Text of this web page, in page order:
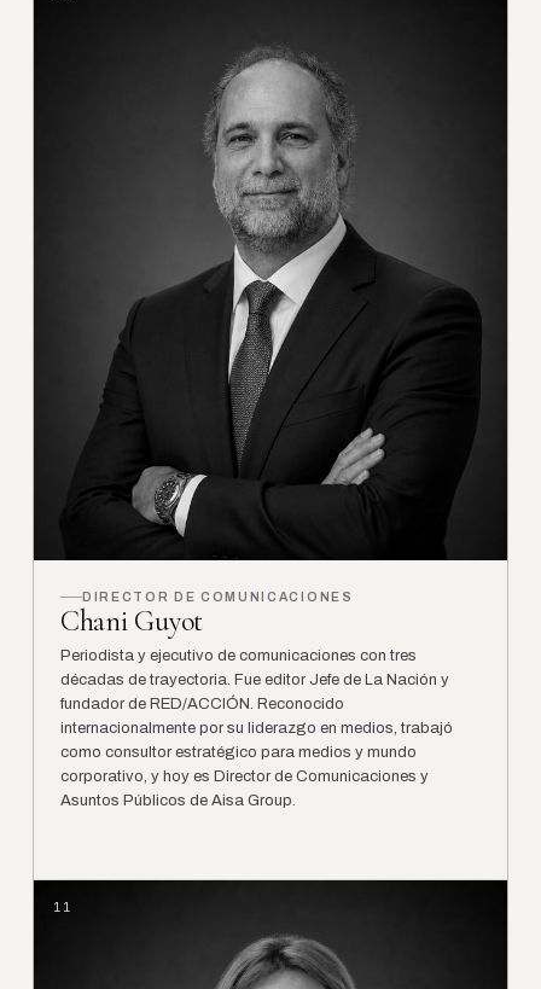
DIRECTOR DE COMUNICACIONES
Chani Guyot
Periodista y ejecutivo de comunicaciones con tres
décadas de trayectoria. Fue editor Jefe de La Nación y
fundador de RED/ACCIÓN. Reconocido
internacionalmente por su liderazgo en medios, trabajó
como consultor estratégico para medios y mundo
corporativo, y hoy es Director de Comunicaciones y
Asuntos Públicos de Aisa Group.